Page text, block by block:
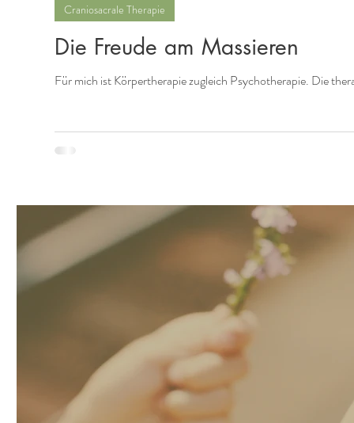
Die Freude am Massieren
Für mich ist Körpertherapie zugleich Psychotherapie. Die
Craniosacrale Therapie